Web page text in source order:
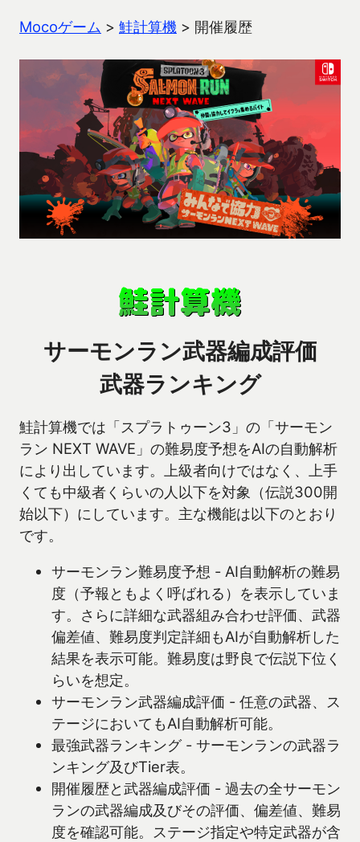
Mocoゲーム > 鮭計算機 > 開催履歴
サーモンラン武器編成評価
武器ランキング
鮭計算機では「スプラトゥーン3」の「サーモン
ラン NEXT WAVE」の難易度予想をAIの自動解析
により出しています。上級者向けではなく、上手
くても中級者くらいの人以下を対象（伝説300開
始以下）にしています。主な機能は以下のとおり
です。
サーモンラン難易度予想 - AI自動解析の難易
度（予報ともよく呼ばれる）を表示していま
す。さらに詳細な武器組み合わせ評価、武器
偏差値、難易度判定詳細もAIが自動解析した
結果を表示可能。難易度は野良で伝説下位く
らいを想定。
サーモンラン武器編成評価 - 任意の武器、ス
テージにおいてもAI自動解析可能。
最強武器ランキング - サーモンランの武器ラ
ンキング及びTier表。
開催履歴と武器編成評価 - 過去の全サーモン
ランの武器編成及びその評価、偏差値、難易
度を確認可能。ステージ指定や特定武器が含